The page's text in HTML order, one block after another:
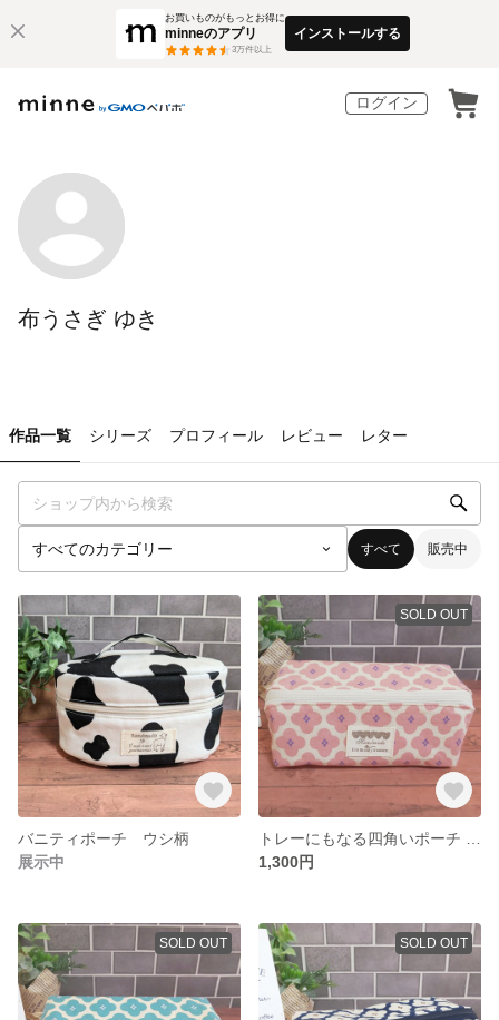
お買いものがもっとお得に
minneのアプリ
3万件以上
インストールする
ログイン
布うさぎ ゆき
作品一覧 シリーズ プロフィール レビュー レター
すべて 販売中
バニティポーチ ウシ柄
展示中
SOLD OUT
1,300円
SOLD OUT SOLD OUT